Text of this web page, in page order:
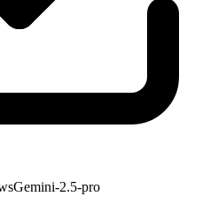
Gemini-2.5-pro